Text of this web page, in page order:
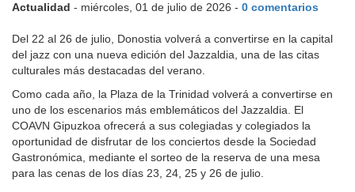
Actualidad - miércoles, 01 de julio de 2026 - 0 comentarios
Del 22 al 26 de julio, Donostia volverá a convertirse en la capital
del jazz con una nueva edición del Jazzaldia, una de las citas
culturales más destacadas del verano.
Como cada año, la Plaza de la Trinidad volverá a convertirse en
uno de los escenarios más emblemáticos del Jazzaldia. El
COAVN Gipuzkoa ofrecerá a sus colegiadas y colegiados la
oportunidad de disfrutar de los conciertos desde la Sociedad
Gastronómica, mediante el sorteo de la reserva de una mesa
para las cenas de los días 23, 24, 25 y 26 de julio.